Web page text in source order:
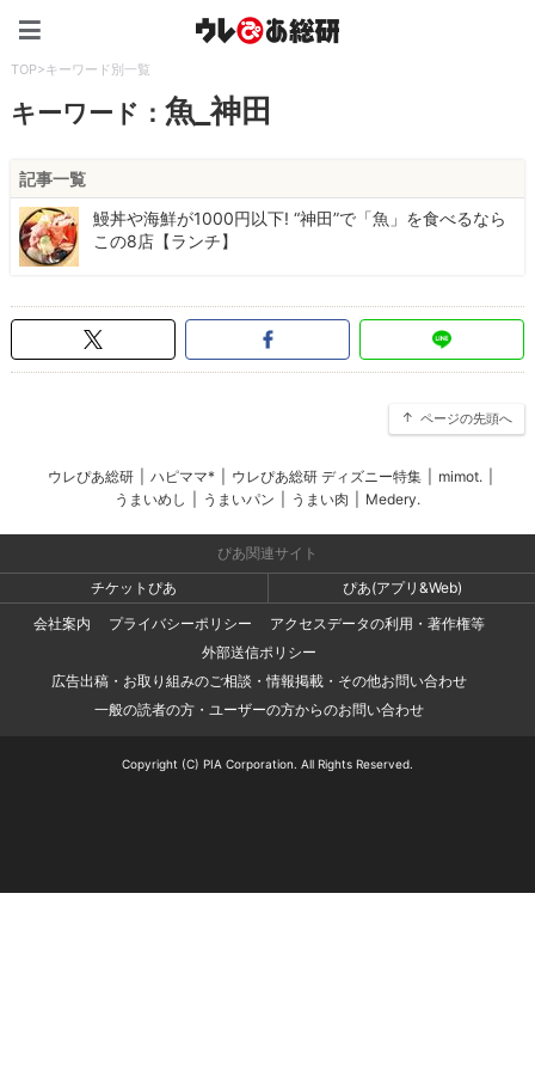
TOP>キーワード別一覧
キーワード：魚_神田
記事一覧
鰻丼や海鮮が1000円以下! “神田”で「魚」を食べるなら
この8店【ランチ】
ページの先頭へ
ウレぴあ総研 ハピママ* ウレぴあ総研 ディズニー特集 mimot.
うまいめし
うまいパン うまい肉 Medery.
ぴあ関連サイト
チケットぴあ
ぴあ(アプリ&Web)
会社案内
プライバシーポリシー
アクセスデータの利用・著作権等
外部送信ポリシー
広告出稿・お取り組みのご相談・情報掲載・その他お問い合わせ
一般の読者の方・ユーザーの方からのお問い合わせ
Copyright (C) PIA Corporation. All Rights Reserved.